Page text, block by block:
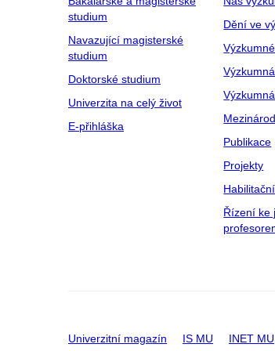
studium
Navazující magisterské
studium
Doktorské studium
Univerzita na celý život
E-přihláška
Dění ve
Publikace
Projekty
Řízení ke
Univerzitní magazín IS MU INET MU